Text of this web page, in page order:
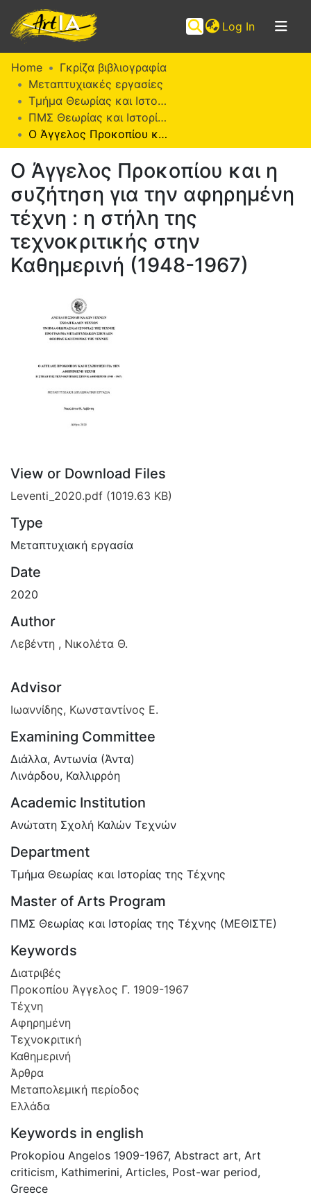
Log In (current)
Communities
Collections
Browse ArtIA
Statistics
Home
Γκρίζα βιβλιογραφία
Μεταπτυχιακές εργασίες
Τμήμα Θεωρίας και Ιστορίας της Τέχνης
ΠΜΣ Θεωρίας και Ιστορίας της Τέχνης (ΜΕΘΙΣΤΕ)
Ο Άγγελος Προκοπίου και η συζήτηση για την αφηρημένη τέχνη : η στήλη της τεχνοκριτικής στην Καθημερινή (1948-1967)
Ο Άγγελος Προκοπίου και η
συζήτηση για την αφηρημένη
τέχνη : η στήλη της
τεχνοκριτικής στην
Καθημερινή (1948-1967)
View or Download Files
Leventi_2020.pdf (1019.63 KB)
Type
Μεταπτυχιακή εργασία
Date
2020
Author
Λεβέντη , Νικολέτα Θ.
Advisor
Ιωαννίδης, Κωνσταντίνος Ε.
Examining Committee
Διάλλα, Αντωνία (Άντα)
Λινάρδου, Καλλιρρόη
Academic Institution
Ανώτατη Σχολή Καλών Τεχνών
Department
Τμήμα Θεωρίας και Ιστορίας της Τέχνης
Master of Arts Program
ΠΜΣ Θεωρίας και Ιστορίας της Τέχνης (ΜΕΘΙΣΤΕ)
Keywords
Διατριβές
Προκοπίου Άγγελος Γ. 1909-1967
Τέχνη
Αφηρημένη
Τεχνοκριτική
Καθημερινή
Άρθρα
Μεταπολεμική περίοδος
Ελλάδα
Keywords in english
Prokopiou Angelos 1909-1967, Abstract art, Art
criticism, Kathimerini, Articles, Post-war period,
Greece